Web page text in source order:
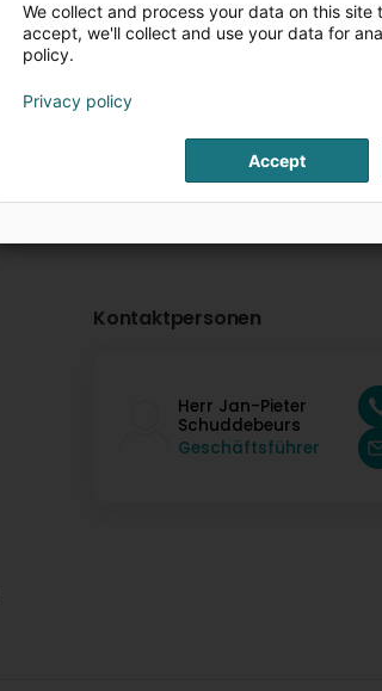
Kontaktpersonen
Herr Jan-Pieter
Schuddebeurs
Geschäftsführer
We collect and process your data on this
accept, we'll collect and use your data for
policy.
Privacy policy
Accept